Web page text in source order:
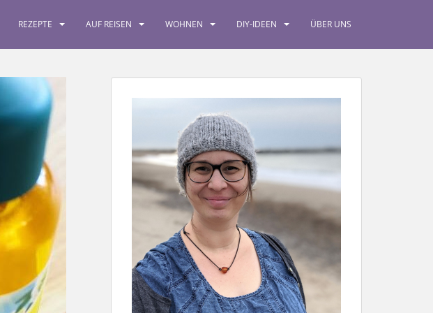
REZEPTE AUF REISEN WOHNEN DIY-IDEEN ÜBER UNS